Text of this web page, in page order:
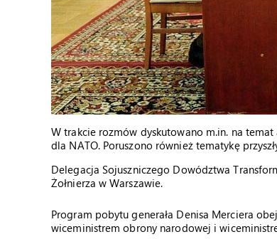
W trakcie rozmów dyskutowano m.in. na
dla NATO. Poruszono również tematykę
Delegacja Sojuszniczego Dowództwa
Żołnierza w Warszawie.
Program pobytu generała Denisa Merciera
wiceministrem obrony narodowej i